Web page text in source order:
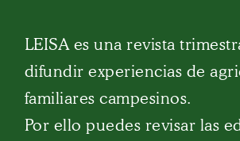
LEISA es una revista
difundir experiencias de
familiares campesinos.
Por ello puedes revisar las